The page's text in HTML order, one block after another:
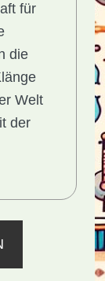
für
die
Welt
der